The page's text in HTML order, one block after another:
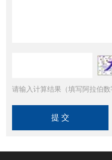
请输入计算结果（填写阿拉伯